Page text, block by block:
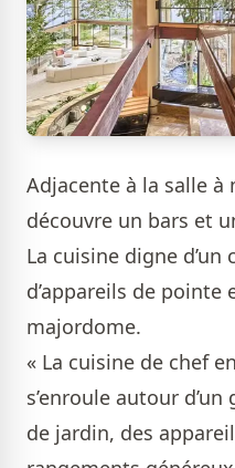
Adjacente à la salle
découvre un bars et
La cuisine digne d’un
d’appareils de pointe
majordome.
« La cuisine de chef
s’enroule autour
de jardin, des